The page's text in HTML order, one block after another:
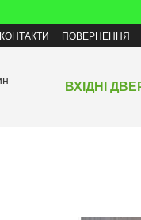
КОНТАКТИ ПОВЕРНЕННЯ
ВХІДНІ